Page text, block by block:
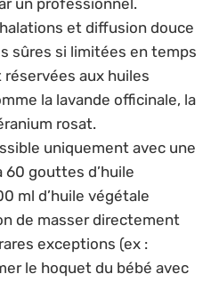
un professionnel.
et diffusion douce
sûres si limitées en temps
aux huiles
la lavande officinale, la
rosat.
uniquement avec une
gouttes d’huile
ml d’huile végétale
de masser directement
exceptions (ex :
le hoquet du bébé avec